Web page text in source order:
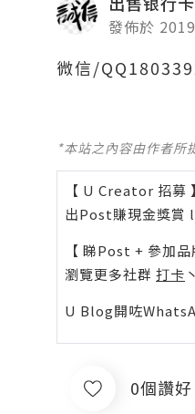
發佈於
微信/
*本站之內容由作者所
【 U Creator 招募 】
出Post賺現金獎賞 l
【 睇Post + 參加品
瀏覽更多社群 打卡 丶
U Blog開咗
0個讚好